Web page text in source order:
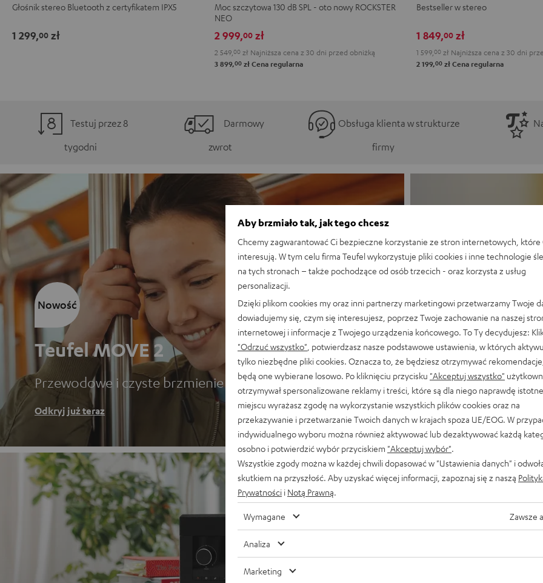
Black
Green
Black
Red
Light
Głośnik stereo Bluetooth z certyfikatem IPX5
1 299,00 zł
Moc szczytowa 130 dB SPL - oto nowy ROCKSTER
NEO
2 999,00zł
2 549, 00zł Najniższa cena z 30 dni przed obniżką
3 899,00złCena regularna
Bestseller w stereo
1 849,00 zł
1 599, 00 zł Najniższa cena z 30 dni
2 199,00 zł Cena regularna
Testuj przez 8
tygodni
Darmowy
zwrot
Obsługa klienta w strukturze
firmy
Teufel MOVE 2
Przewodowe i czyste brzmienie
Odkryj już teraz
Nowość
MOTIV®
Połączenie
Odkryj już teraz
Nowość
Aby brzmiało tak, jak tego chcesz
Chcemy zagwarantować Ci bezpieczne korzystanie ze stron internetowych, które
interesują. W tym celu firma Teufel wykorzystuje pliki cookies i inne technologie
na tych stronach – także pochodzące od osób trzecich - oraz korzysta z usług
personalizacji.
Dzięki plikom cookies my oraz inni partnerzy marketingowi przetwarzamy Twoje
dowiadujemy się, czym się interesujesz, poprzez Twoje zachowanie na naszej
internetowej i informacje z Twojego urządzenia końcowego. To Ty decydujesz:
"Odrzuć wszystko" , potwierdzasz nasze podstawowe ustawienia, w których
tylko niezbędne pliki cookies. Oznacza to, że będziesz otrzymywać
będą one wybierane losowo. Po kliknięciu przycisku "Akceptuj wszystko"
otrzymywał spersonalizowane reklamy i treści, które są dla niego naprawdę
miejscu wyrażasz zgodę na wykorzystanie wszystkich plików cookies oraz na
przekazywanie i przetwarzanie Twoich danych w krajach spoza UE/EOG. W
indywidualnego wyboru można również aktywować lub dezaktywować każdą
osobno i potwierdzić wybór przyciskiem "Akceptuj wybór"
Wszystkie zgody można w każdej chwili dopasować w "Ustawienia danych" i
skutkiem na przyszłość. Aby uzyskać więcej informacji, zapoznaj się z naszą
Prywatności i Notą Prawną
Wymagane Zawsze
Analiza
Marketing